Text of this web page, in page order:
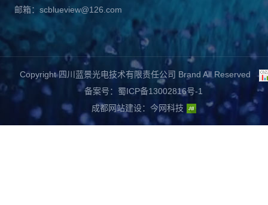
邮箱：scblueview@126.com
Copyright 四川蓝景光电技术有限责任公司 Brand All Reserved
备案号：蜀ICP备13002816号-1
成都网站建设： 今网科技